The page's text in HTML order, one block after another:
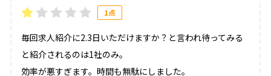
1点
毎回求人紹介に2.3日いただけますか？と言われ待ってみる
と紹介されるのは1社のみ。
効率が悪すぎます。時間も無駄にしました。